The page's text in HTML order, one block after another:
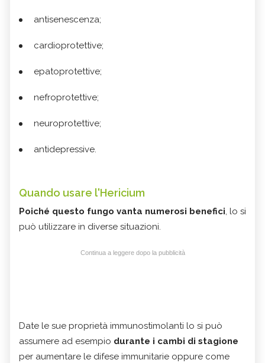
antisenescenza;
cardioprotettive;
epatoprotettive;
nefroprotettive;
neuroprotettive;
antidepressive.
Quando usare l'Hericium
Poiché questo fungo vanta numerosi benefici, lo si
può utilizzare in diverse situazioni.
Continua a leggere dopo la pubblicità
Date le sue proprietà immunostimolanti lo si può
assumere ad esempio durante i cambi di stagione
per aumentare le difese immunitarie oppure come